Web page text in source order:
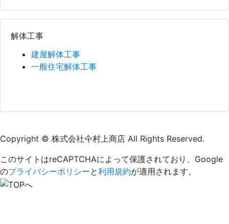
解体工事
建屋解体工事
一般住宅解体工事
Copyright © 株式会社仐村上商店 All Rights Reserved.
このサイトはreCAPTCHAによって保護されており、Google
のプライバシーポリシーと利用規約が適用されます。